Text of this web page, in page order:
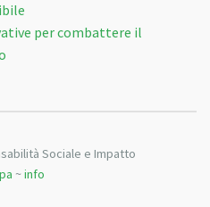
per combattere il
Sociale e Impatto
~info